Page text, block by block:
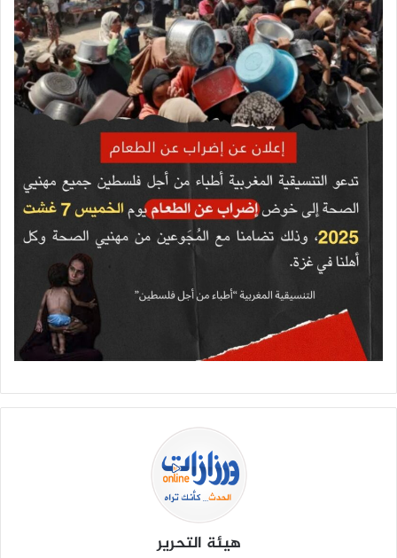
هيئة التحرير